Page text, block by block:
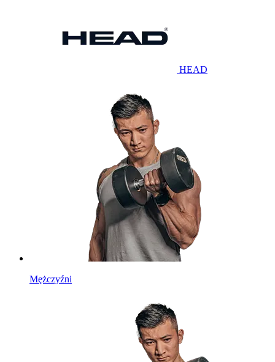
HEAD
Mężczyźni